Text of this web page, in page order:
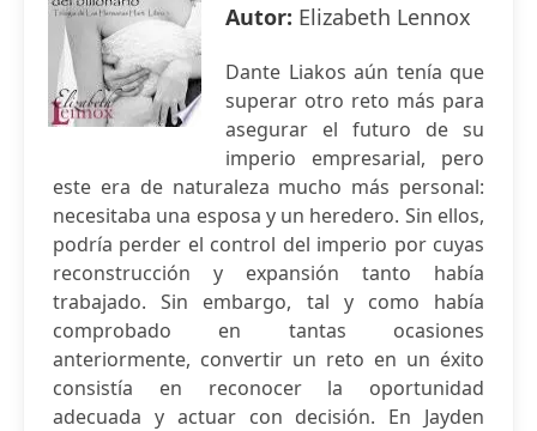
Autor: Elizabeth Lennox
Dante Liakos aún tenía que
superar otro reto más para
asegurar el futuro de su
imperio empresarial, pero
este era de naturaleza mucho más personal:
necesitaba una esposa y un heredero. Sin ellos,
podría perder el control del imperio por cuyas
reconstrucción y expansión tanto había
trabajado. Sin embargo, tal y como había
comprobado en tantas ocasiones
anteriormente, convertir un reto en un éxito
consistía en reconocer la oportunidad
adecuada y actuar con decisión. En Jayden